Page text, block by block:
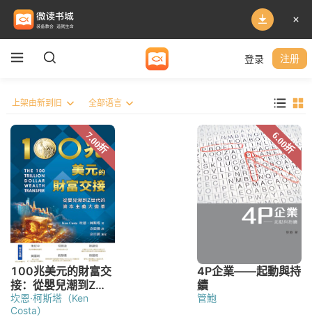
登录 注册
坎恩·柯斯塔（Ken
Costa）
管鮑